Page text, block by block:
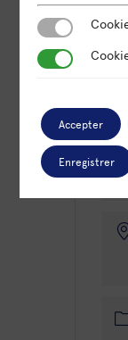
Cookies
Cookies de
Accepter
Enregistrer